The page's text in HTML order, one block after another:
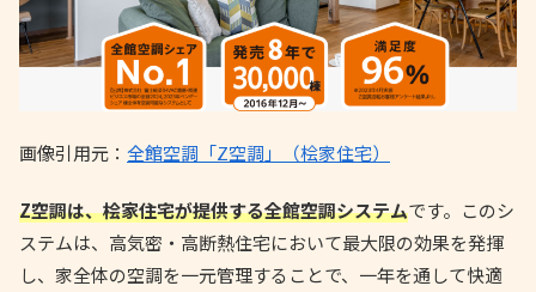
画像引用元： 全館空調「Z空調」（桧家住宅）
Z空調は、桧家住宅が提供する全館空調システムです。このシ
ステムは、高気密・高断熱住宅において最大限の効果を発揮
し、家全体の空調を一元管理することで、一年を通して快適